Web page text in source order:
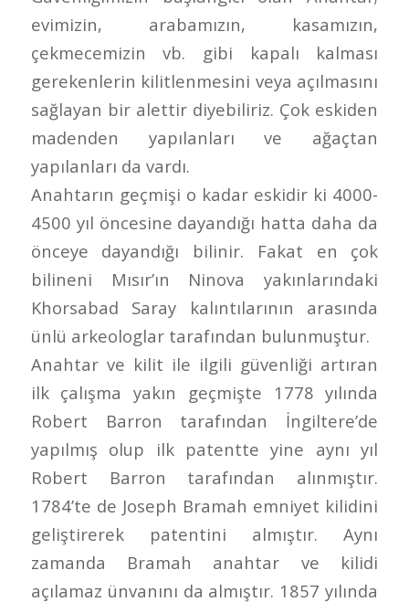
evimizin, arabamızın, kasamızın,
çekmecemizin vb. gibi kapalı kalması
gerekenlerin kilitlenmesini veya açılmasını
sağlayan bir alettir diyebiliriz. Çok eskiden
madenden yapılanları ve ağaçtan
yapılanları da vardı.
Anahtarın geçmişi o kadar eskidir ki 4000-
4500 yıl öncesine dayandığı hatta daha da
önceye dayandığı bilinir. Fakat en çok
bilineni Mısır’ın Ninova yakınlarındaki
Khorsabad Saray kalıntılarının arasında
ünlü arkeologlar tarafından bulunmuştur.
Anahtar ve kilit ile ilgili güvenliği artıran
ilk çalışma yakın geçmişte 1778 yılında
Robert Barron tarafından İngiltere’de
yapılmış olup ilk patentte yine aynı yıl
Robert Barron tarafından alınmıştır.
1784’te de Joseph Bramah emniyet kilidini
geliştirerek patentini almıştır. Aynı
zamanda Bramah anahtar ve kilidi
açılamaz ünvanını da almıştır. 1857 yılında